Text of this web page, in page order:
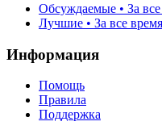
Обсуждаемые • За
Лучшие • За все время
Информация
Помощь
Правила
Поддержка